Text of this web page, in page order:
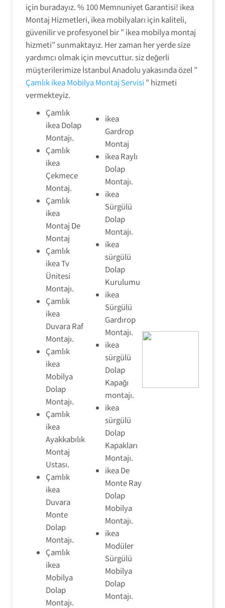
için buradayız. % 100 Memnuniyet Garantisi! ikea
Montaj Hizmetleri, ikea mobilyaları için kaliteli,
güvenilir ve profesyonel bir ” ikea mobilya montaj
hizmeti” sunmaktayız. Her zaman her yerde size
yardımcı olmak için mevcuttur. siz değerli
müşterilerimize İstanbul Anadolu yakasında özel ”
Çamlık ikea Mobilya Montaj Servisi ” hizmeti
vermekteyiz.
Çamlık
ikea Dolap
Montajı.
Çamlık
ikea
Çekmece
Montaj.
Çamlık
ikea
Montaj De
Montaj
Çamlık
ikea Tv
Ünitesi
Montajı.
Çamlık
ikea
Duvara Raf
Montajı.
Çamlık
ikea
Mobilya
Dolap
Montajı.
Çamlık
ikea
Ayakkabılık
Montaj
Ustası.
Çamlık
ikea
Duvara
Monte
Dolap
Montajı.
Çamlık
ikea
Mobilya
Dolap
Montajı.
ikea
Gardrop
Montaj
ikea Raylı
Dolap
Montajı.
ikea
Sürgülü
Dolap
Montajı.
ikea
sürgülü
Dolap
Kurulumu
ikea
Sürgülü
Gardırop
Montajı.
ikea
sürgülü
Dolap
Kapağı
montajı.
ikea
sürgülü
Dolap
Kapakları
Montajı.
ikea De
Monte Ray
Dolap
Mobilya
Montajı.
ikea
Modüler
Sürgülü
Mobilya
Dolap
Montajı.